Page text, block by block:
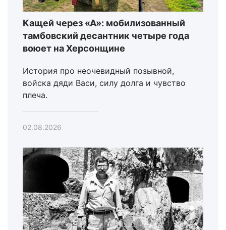
Кащей через «А»: мобилизованный
тамбовский десантник четыре года
воюет на Херсонщине
История про неочевидный позывной,
войска дяди Васи, силу долга и чувство
плеча.
02.08.2026